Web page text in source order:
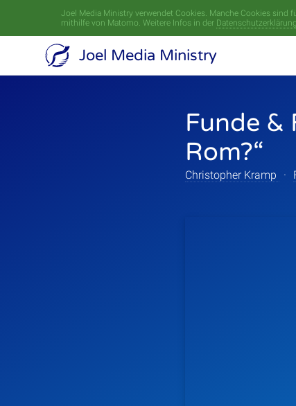
Joel Media Ministry verwendet Cookies. Manche Cookies sind
mithilfe von Matomo. Weitere Infos in der Datenschutzerklärung
Joel Media Ministry
Funde &
Rom?“
Christopher Kramp ·